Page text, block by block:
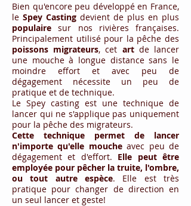
Bien qu'encore peu développé en France,
le Spey Casting devient de plus en plus
populaire sur nos rivières françaises.
Principalement utilisé pour la pêche des
poissons migrateurs, cet artde lancer
une mouche à longue distance sans le
moindre effort et avec peu de
dégagement nécessite un peu de
pratique et de technique.
Le Spey casting est une technique de
lancer qui ne s'applique pas uniquement
pour la pêche des migrateurs.
Cette technique permet de lancer
n'importe qu'elle moucheavec peu de
dégagement et d'effort. Elle peut être
employée pour pêcher la truite, l'ombre,
ou tout autre espèce. Elle est très
pratique pour changer de direction en
un seul lancer et geste!